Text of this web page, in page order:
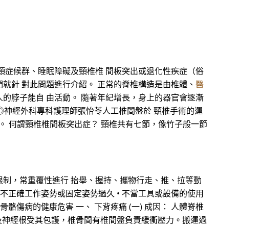
候群、睡眠障礙及頸椎椎 間板突出或退化性疾症（俗
針 對此問題進行介紹。 正常的脊椎構造是由椎體、 醫
脖子能自 由活動。 隨著年紀增長，身上的器官會逐漸
經外科專科護理師張怡苓人工椎間盤於 頸椎手術的運
何謂頸椎椎間板突出症？ 頸椎共有七節，像竹子般一節
，常重覆性進行 抬舉、握持、攜物行走、推、拉等動
正確工作姿勢或固定姿勢過久 • 不當工具或設備的使用
骼傷病的健康危害 一、 下背疼痛 (一) 成因： 人體脊椎
經根受其包護，椎骨間有椎間盤負責緩衝壓力。搬運過